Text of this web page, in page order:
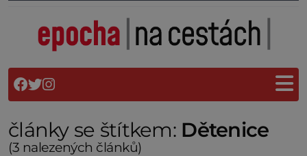
články se štítkem: Dětenice
(3 nalezených článků)